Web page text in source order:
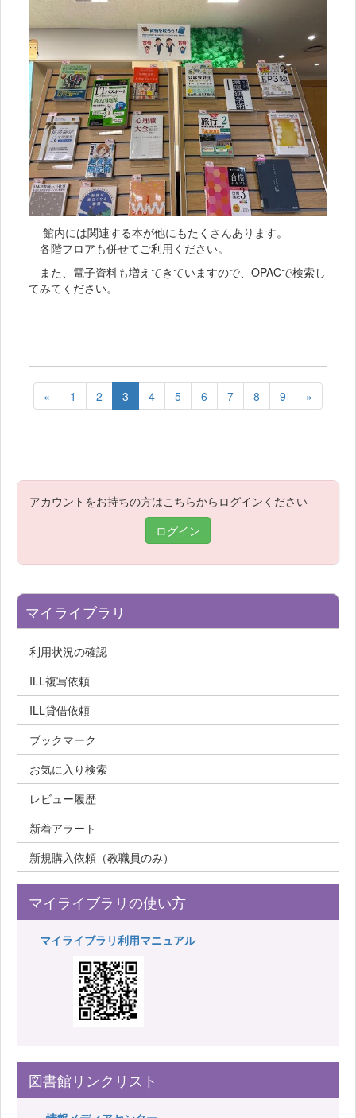
館内には関連する本が他にもたくさんあります。
各階フロアも併せてご利用ください。
また、電子資料も増えてきていますので、OPACで検索し
てみてください。
« 1 2 3 4 5 6 7 8 9 »
アカウントをお持ちの方はこちらからログインください
ログイン
マイライブラリ
利用状況の確認
ILL複写依頼
ILL貸借依頼
ブックマーク
お気に入り検索
レビュー履歴
新着アラート
新規購入依頼（教職員のみ）
マイライブラリの使い方
マイライブラリ利用マニュアル
図書館リンクリスト